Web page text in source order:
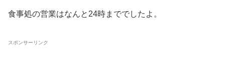
食事処の営業はなんと24時まででしたよ。
スポンサーリンク